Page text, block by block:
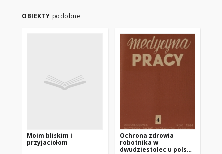
OBIEKTY podobne
Moim bliskim i
przyjaciołom
Ochrona zdrowia
robotnika w
dwudziestoleciu polski